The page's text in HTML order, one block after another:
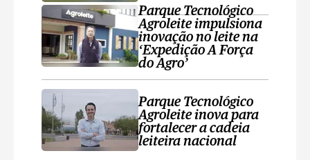
Parque Tecnológico
Agroleite impulsiona
inovação no leite na
‘Expedição A Força
do Agro’
Parque Tecnológico
Agroleite inova para
fortalecer a cadeia
leiteira nacional